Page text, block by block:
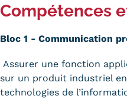
Fiche
JPO
Compétences
Bloc 1 - Communication
Assurer une fonction
sur un produit industriel
technologies de